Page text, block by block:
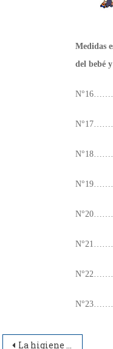
Medidas
del bebé
La higiene infantil